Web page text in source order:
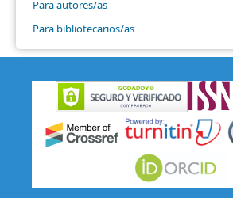
Para autores/as
Para bibliotecarios/as